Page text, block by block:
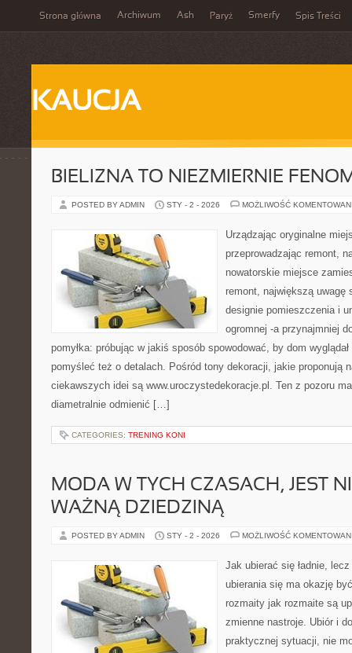
Strona główna Archiwum Ash Paryż Smerfy Spis Treści
KAUCJA
BIELIZNA TO NIEZMIERNIE
POSTED BY ADMIN STY - 2 - 2026 MOŻLIWOŚĆ
Urządzając oryginalne
przeprowadzając remont,
nowatorskie miejsce
remont, największą uwagę
designie pomieszczenia i
ogromnej -a przynajmniej
pomyłka: próbując w jakiś sposób spowodować, by dom
pomyśleć też o detalach. Pośród tony dekoracji, jakie proponują
ciekawszych idei są www.uroczystedekoracje.pl. Ten z pozoru
diametralnie odmienić […]
CATEGORIES: TRENING KONI
MODA W TYCH CZASACH, JEST
WAŻNĄ DZIEDZINĄ
POSTED BY ADMIN STY - 2 - 2026 MOŻLIWOŚĆ
Jak ubierać się ładnie,
ubierania się ma okazję
rozmaity jak rozmaite są
zmienne nastroje. Ubiór i
praktycznej sytuacji, nie